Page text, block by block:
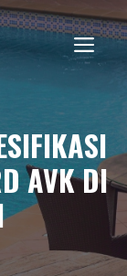
AVK DI